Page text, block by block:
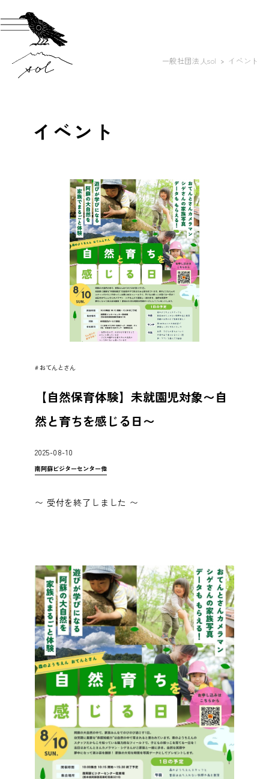
一般社団法人sol イベント
イベント
#おてんとさん
【自然保育体験】未就園児対象〜自
然と育ちを感じる日〜
2025-08-10
南阿蘇ビジターセンター他
〜 受付を終了しました 〜